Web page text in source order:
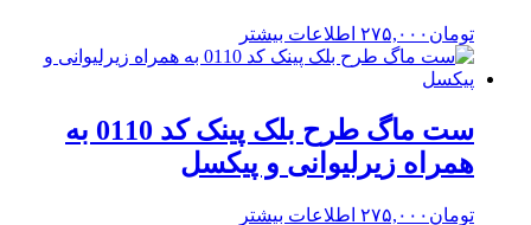
تومان ۲۷۵,۰۰۰ اطلاعات بیشتر
ست ماگ طرح بلک پینک کد 0110 به
همراه زیرلیوانی و پیکسل
تومان ۲۷۵,۰۰۰ اطلاعات بیشتر